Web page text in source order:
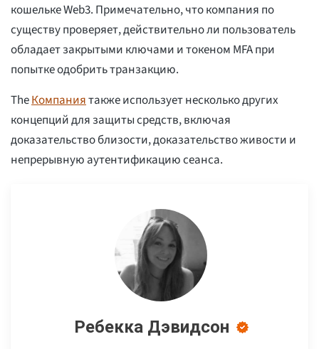
кошельке Web3. Примечательно, что компания по
существу проверяет, действительно ли пользователь
обладает закрытыми ключами и токеном MFA при
попытке одобрить транзакцию.
TheКомпаниятакже использует несколько других
концепций для защиты средств, включая
доказательство близости, доказательство живости и
непрерывную аутентификацию сеанса.
Ребекка Дэвидсон